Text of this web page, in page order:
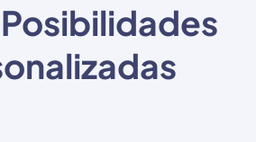
Posibilidades